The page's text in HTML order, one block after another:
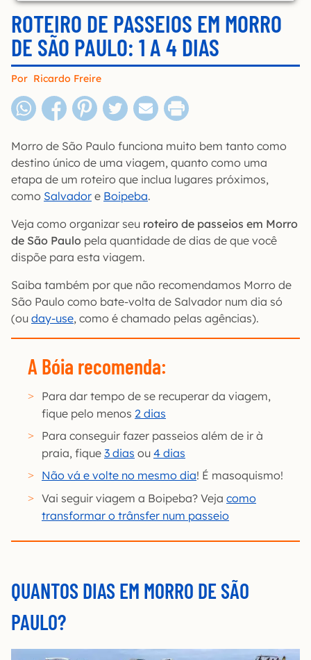
ROTEIRO DE PASSEIOS EM MORRO
DE SÃO PAULO: 1 A 4 DIAS
Por Ricardo Freire
Morro de São Paulo funciona muito bem tanto como
destino único de uma viagem, quanto como uma
etapa de um roteiro que inclua lugares próximos,
como Salvador e Boipeba.
Veja como organizar seu roteiro de passeios em Morro
de São Paulo pela quantidade de dias de que você
dispõe para esta viagem.
Saiba também por que não recomendamos Morro de
São Paulo como bate-volta de Salvador num dia só
(ou day-use, como é chamado pelas agências).
A Bóia recomenda:
Para dar tempo de se recuperar da viagem,
fique pelo menos 2 dias
Para conseguir fazer passeios além de ir à
praia, fique 3 dias ou 4 dias
Não vá e volte no mesmo dia! É masoquismo!
Vai seguir viagem a Boipeba? Veja como
transformar o trânsfer num passeio
QUANTOS DIAS EM MORRO DE SÃO
PAULO?